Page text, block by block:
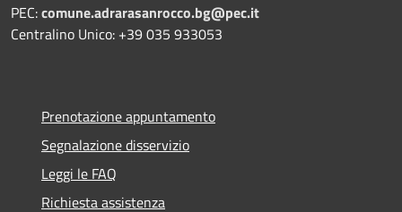
PEC:comune.adrarasanrocco.bg@pec.it
Centralino Unico: +39 035 933053
Prenotazione appuntamento
Segnalazione disservizio
Leggi le FAQ
Richiesta assistenza